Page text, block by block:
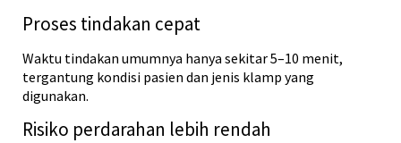
Proses tindakan cepat
Waktu tindakan umumnya hanya sekitar 5–10 menit,
tergantung kondisi pasien dan jenis klamp yang
digunakan.
Risiko perdarahan lebih rendah